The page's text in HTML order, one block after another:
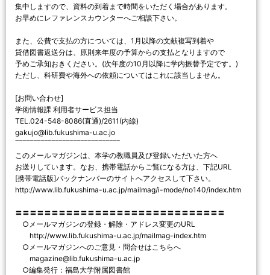
集中しますので、資料の到着まで時間をいただく場合があります。
お早めにレファレンスカウンターへご相談下さい。
また、公費で支払の方については、1月以降の文献複写到着や
貸借図書返送分は、原則来年度の予算からの支払となりますので
予めご承知おきください。(次年度の10月以降に学内振替予定です。)
ただし、科研費や海外への依頼についてはこれに該当しません。
[お問い合わせ]
学術情報課 利用者サービス担当
TEL.024-548-8086(直通)/2611(内線)
gakujo@lib.fukushima-u.ac.jo
‾‾‾‾‾‾‾‾‾‾‾‾‾‾‾‾‾‾‾‾‾‾‾‾‾‾‾‾‾
このメールマガジンは、本学の教職員及び登録いただいた方へ
お送りしています。なお、携帯電話からご覧になる方は、下記URL
[携帯電話版]バックナンバーのサイトへアクセスして下さい。
http://www.lib.fukushima-u.ac.jp/mailmag/i-mode/no140/index.htm
〓〓〓〓〓〓〓〓〓〓〓〓〓〓〓〓〓〓〓〓〓〓〓〓〓〓〓〓〓
○メールマガジンの登録・解除・アドレス変更のURL
http://www.lib.fukushima-u.ac.jp/mailmag-index.htm
○メールマガジンへのご意見・問合せはこちらへ
magazine@lib.fukushima-u.ac.jp
○編集発行：福島大学附属図書館